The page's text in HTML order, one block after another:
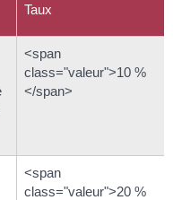
Taux
<span
class="valeur">10 %
</span>
<span
class="valeur">20 %